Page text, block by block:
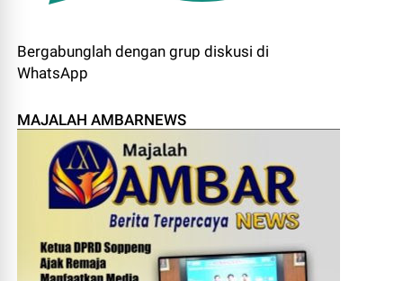
Bergabunglah dengan grup diskusi di
WhatsApp
MAJALAH AMBARNEWS